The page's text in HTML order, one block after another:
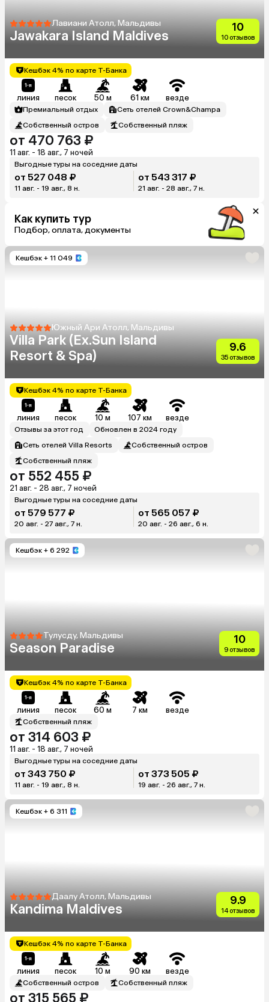
Лавиани Атолл, Мальдивы
Jawakara Island Maldives
10
10 отзывов
Кешбэк 4% по карте Т-Банка
линия песок 50 м 61 км везде
Премиальный отдых
Сеть отелей Crown&Champa
Собственный остров
Собственный пляж
от 470 763 ₽
11 авг. - 18 авг., 7 ночей
Выгодные туры на соседние даты
от 527 048 ₽
11 авг. - 19 авг., 8 н.
от 543 317 ₽
21 авг. - 28 авг., 7 н.
Как купить тур
Подбор, оплата, документы
Кешбэк + 11 049
Южный Ари Атолл, Мальдивы
Villa Park (Ex.Sun Island
Resort & Spa)
9.6
35 отзывов
Кешбэк 4% по карте Т-Банка
линия песок 10 м 107 км везде
Отзывы за этот год
Обновлен в 2024 году
Сеть отелей Villa Resorts
Собственный остров
Собственный пляж
от 552 455 ₽
21 авг. - 28 авг., 7 ночей
Выгодные туры на соседние даты
от 579 577 ₽
20 авг. - 27 авг., 7 н.
от 565 057 ₽
20 авг. - 26 авг., 6 н.
Кешбэк + 6 292
Тулусду, Мальдивы
Season Paradise
10
9 отзывов
Кешбэк 4% по карте Т-Банка
линия песок 60 м 7 км везде
Собственный пляж
от 314 603 ₽
11 авг. - 18 авг., 7 ночей
Выгодные туры на соседние даты
от 343 750 ₽
11 авг. - 19 авг., 8 н.
от 373 505 ₽
19 авг. - 26 авг., 7 н.
Кешбэк + 6 311
Даалу Атолл, Мальдивы
Kandima Maldives
9.9
14 отзывов
Кешбэк 4% по карте Т-Банка
линия песок 10 м 90 км везде
Собственный остров Собственный пляж
от 315 565 ₽